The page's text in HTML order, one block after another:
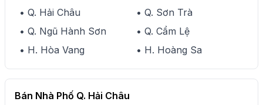
• Q. Hải Châu
• Q. Sơn Trà
• Q. Ngũ Hành Sơn
• Q. Cẩm Lệ
• H. Hòa Vang
• H. Hoàng Sa
Bán Nhà Phố Q. Hải Châu